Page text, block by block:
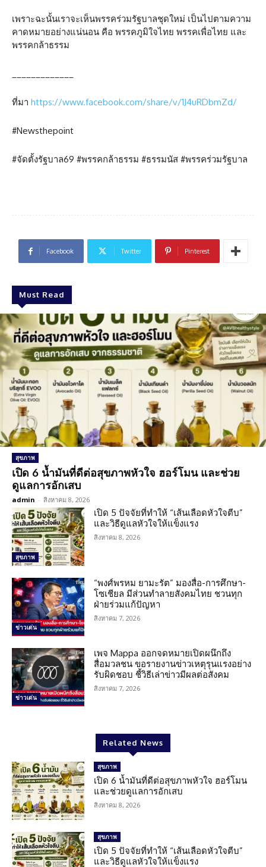
เพราะฉะนั้นเราจะเห็นพรรคร่วมรัฐบาลชุดใหม่ เป็นไปตามความ
คาดหมายอย่างแน่นอน คือ พรรคภูมิใจไทย พรรคเพื่อไทย และ
พรรคกล้าธรรม
ที่มา https://www.facebook.com/share/v/1J4uRDbmZd/
#Newsthepoint
#จัดตั้งรัฐบาล69 #พรรคกล้าธรรม #ธรรมนัส #พรรคร่วมรัฐบาล
Facebook Twitter Pinterest
Must Read
สุขภาพ
เปิด 6 น้ำมันที่ดีต่อสุขภาพหัวใจ ฮอร์โมน และช่วย
ดูแลการอักเสบ
admin - สิงหาคม 8, 2026
สุขภาพ
เปิด 5 ปัจจัยที่ทำให้ “เส้นเลือดหัวใจตีบ”
และวิธีดูแลหัวใจให้แข็งแรง
สิงหาคม 8, 2026
ข่าวเด่น
“พงศ์พรหม ยามะรัต” มองสื่อ-การศึกษา-
โซเชียล มีส่วนทำลายสังคมไทย ชวนทุก
ฝ่ายร่วมแก้ปัญหา
สิงหาคม 7, 2026
ข่าวเด่น
เพจ Mappa ออกจดหมายเปิดผนึกถึง
สื่อมวลชน ขอรายงานข่าวเหตุรุนแรงอย่าง
รับผิดชอบ ชี้วิธีเล่าข่าวมีผลต่อสังคม
สิงหาคม 7, 2026
Related News
สุขภาพ
เปิด 6 น้ำมันที่ดีต่อสุขภาพหัวใจ ฮอร์โมน
และช่วยดูแลการอักเสบ
สิงหาคม 8, 2026
สุขภาพ
เปิด 5 ปัจจัยที่ทำให้ “เส้นเลือดหัวใจตีบ”
และวิธีดูแลหัวใจให้แข็งแรง